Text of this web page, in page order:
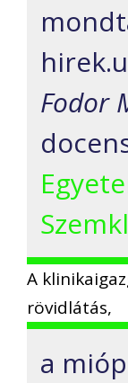
Fodor
A
rövidlátás,
a